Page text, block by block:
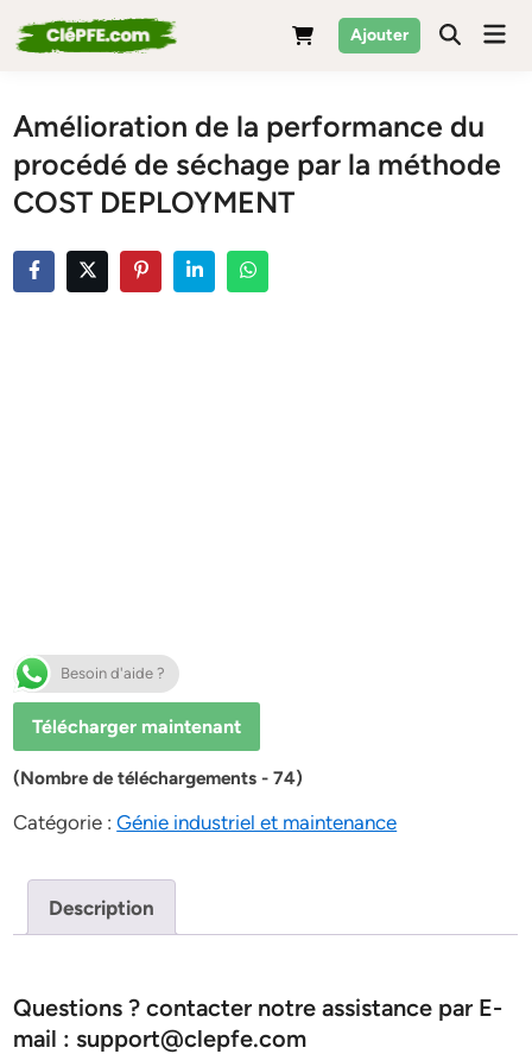
to
Ajouter
Amélioration de la performance du
procédé de séchage par la méthode
COST DEPLOYMENT
Besoin d'aide ?
Télécharger maintenant
(Nombre de téléchargements - 74)
Catégorie :Génie industriel et maintenance
Description
Questions ? contacter notre assistance par E-
mail : support@clepfe.com